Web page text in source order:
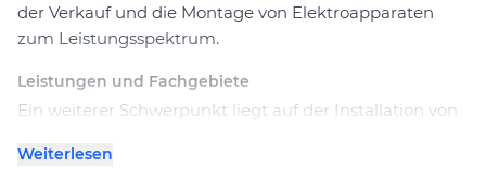
der Verkauf und die Montage von Elektroapparaten
zum Leistungsspektrum.
Leistungen und Fachgebiete
Ein weiterer Schwerpunkt liegt auf der Installation von
auch nachhaltige Energielösungen anbietet. Rickli
Weiterlesen